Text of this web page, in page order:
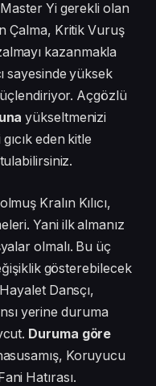
Yi gerekli olan
Çalma, Kritik Vuruş
kazanmakla
sayesinde yüksek
Açgözlü
yükseltmenizi
eden kitle
Kralın Kılıcı,
Yani ilk almanız
olmalı. Bu üç
gösterebilecek
Dansçı,
yerine duruma
Duruma göre
Koruyucu
Hatırası.